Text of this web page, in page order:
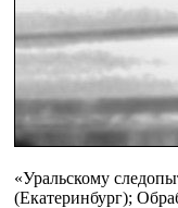
«Уральскому
(Екатеринбург);